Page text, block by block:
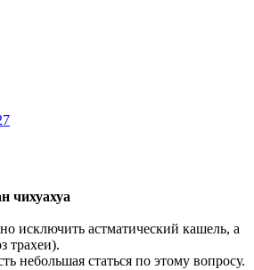
чихуахуа
исключить астматический кашель, а
трахеи).
небольшая статься по этому вопросу.